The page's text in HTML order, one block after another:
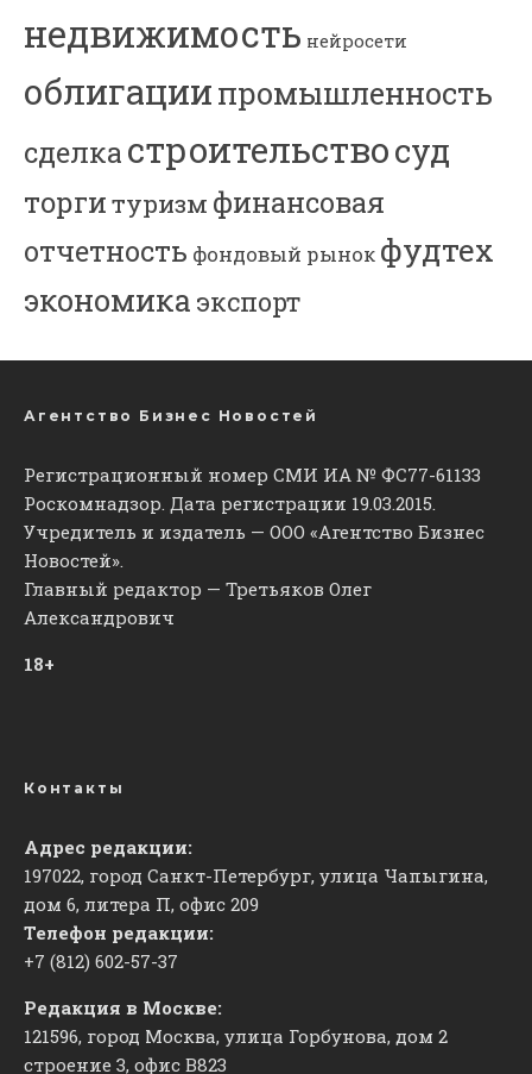
недвижимость нейросети
облигациипромышленность
сделкастроительствосуд
торгитуризм финансовая
отчетность фондовый рынок фудтех
экономика экспорт
Агентство Бизнес Новостей
Регистрационный номер СМИ ИА № ФС77-61133
Роскомнадзор. Дата регистрации 19.03.2015.
Учредитель и издатель — ООО «Агентство Бизнес
Новостей».
Главный редактор — Третьяков Олег
Александрович
18+
Контакты
Адрес редакции:
197022, город Санкт-Петербург, улица Чапыгина,
дом 6, литера П, офис 209
Телефон редакции:
+7 (812) 602-57-37
Редакция в Москве:
121596, город Москва, улица Горбунова, дом 2
строение 3, офис ​В823